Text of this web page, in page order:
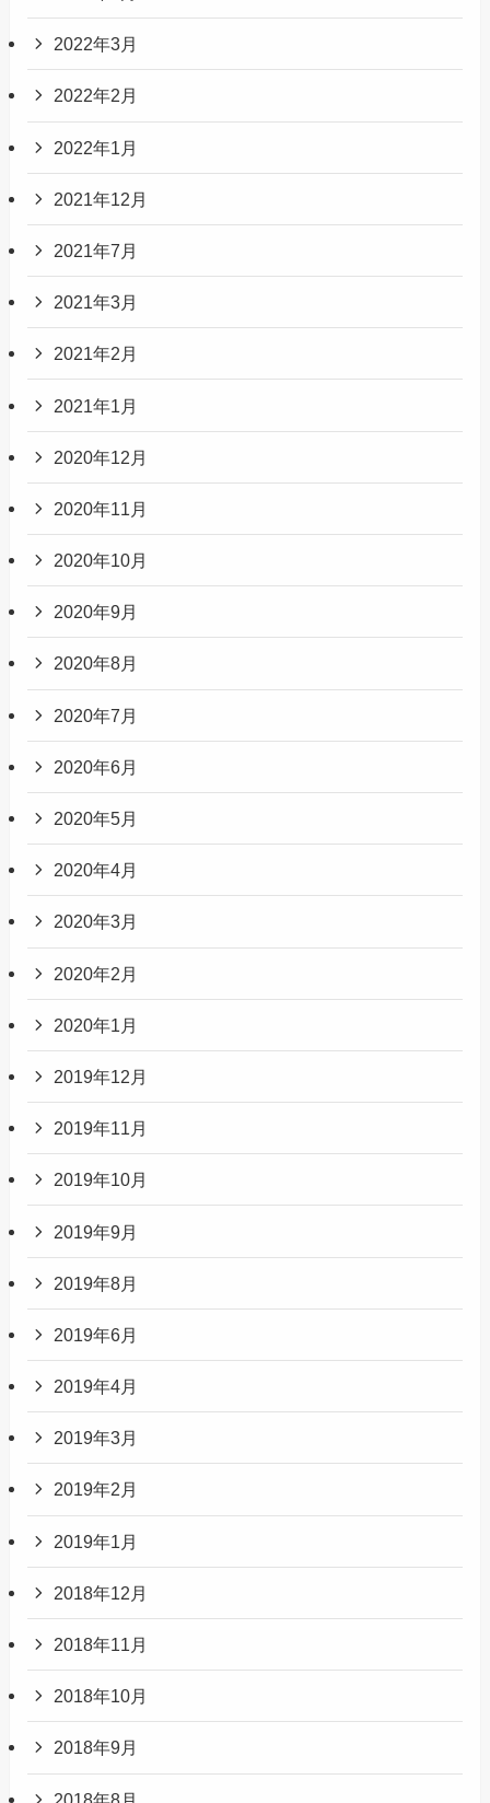
2022年3月
2022年2月
2022年1月
2021年12月
2021年7月
2021年3月
2021年2月
2021年1月
2020年12月
2020年11月
2020年10月
2020年9月
2020年8月
2020年7月
2020年6月
2020年5月
2020年4月
2020年3月
2020年2月
2020年1月
2019年12月
2019年11月
2019年10月
2019年9月
2019年8月
2019年6月
2019年4月
2019年3月
2019年2月
2019年1月
2018年12月
2018年11月
2018年10月
2018年9月